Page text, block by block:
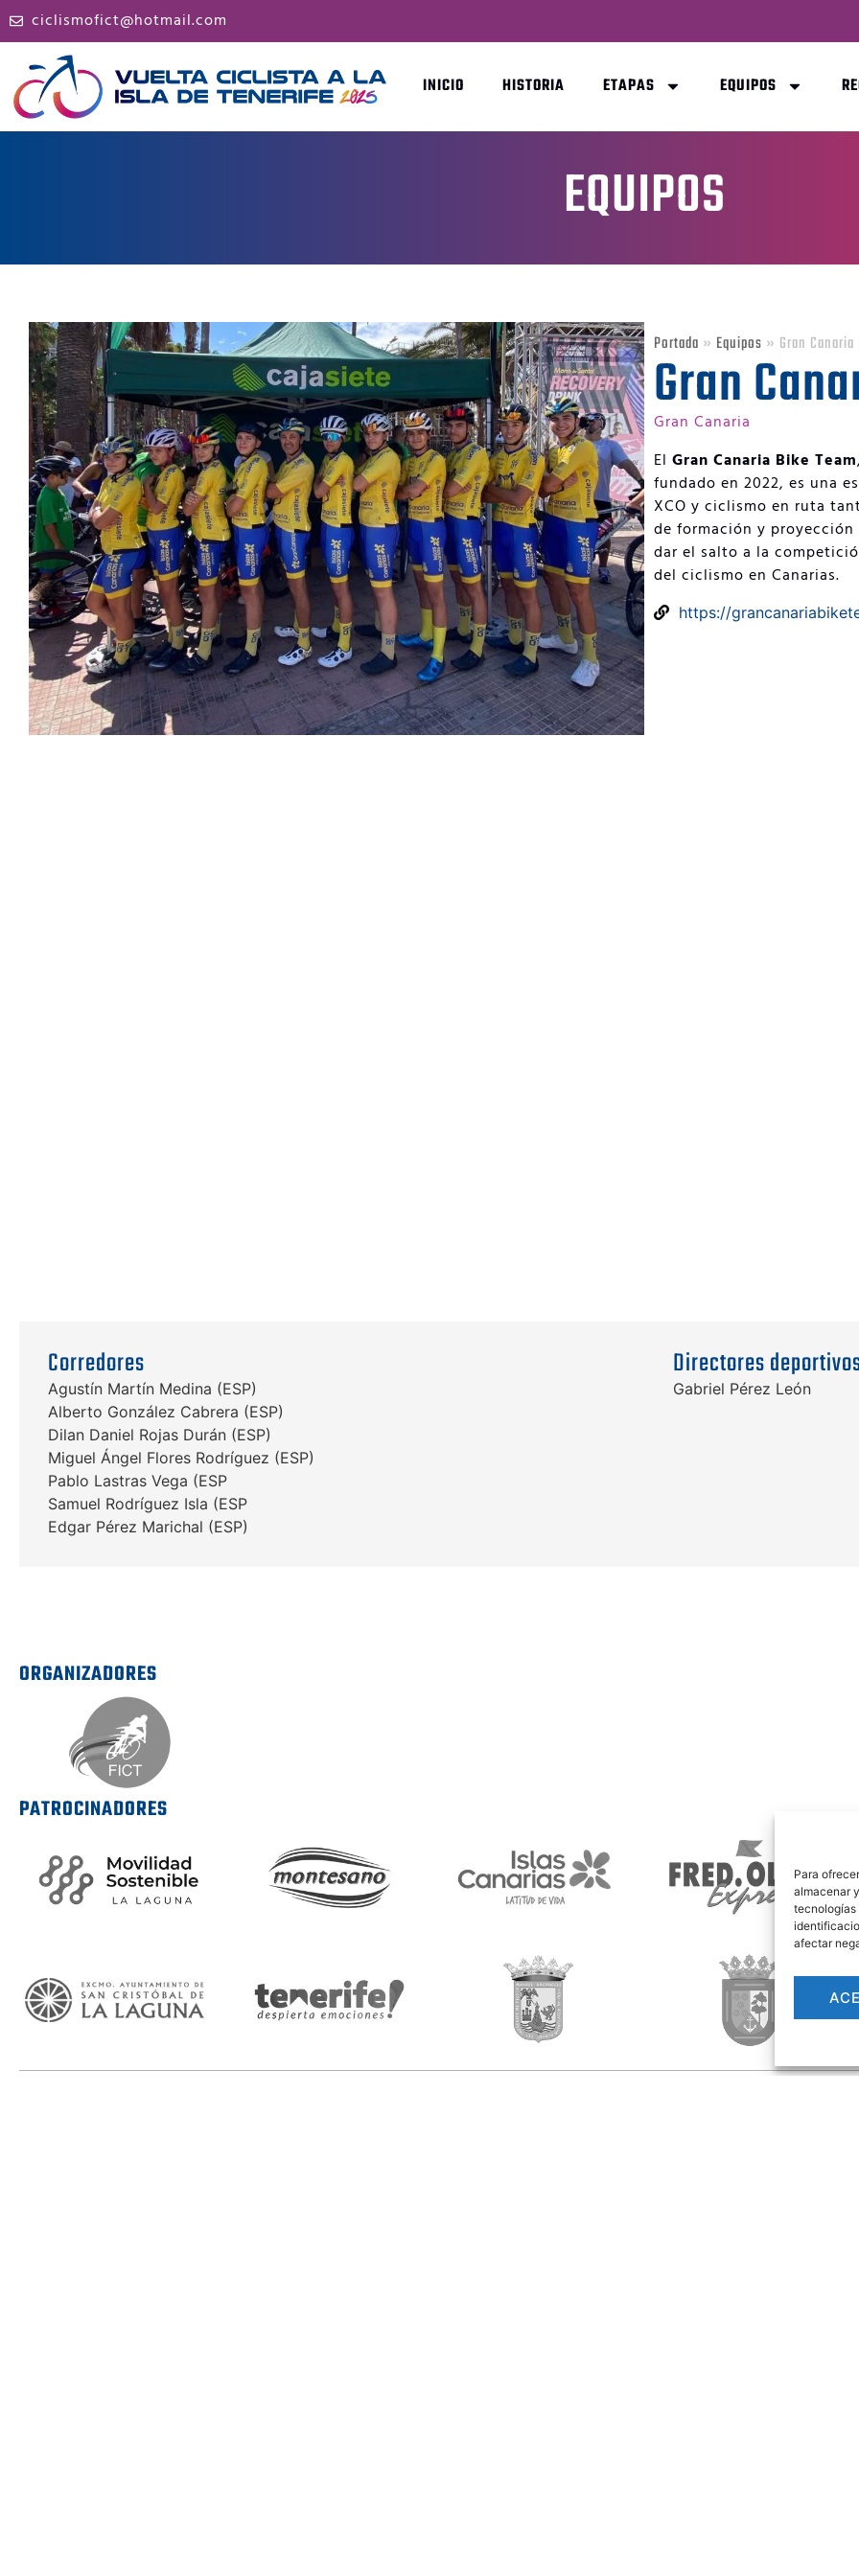
Para
almacenar
tecnologías
afectar
ciclismofict@hotmail.com
INICIO HISTORIA ETAPAS EQUIPOS
EQUIPOS
Portada » Equipos » Gran
Gran
Gran Canaria
El Gran Canaria Bike Team
fundado en 2022, es una
XCO y ciclismo en ruta
de formación y
dar el salto a la
del ciclismo en Canarias.
https://
Corredores
Agustín Martín Medina (ESP)
Alberto González Cabrera (ESP)
Dilan Daniel Rojas Durán (ESP)
Miguel Ángel Flores Rodríguez (ESP)
Pablo Lastras Vega (ESP
Samuel Rodríguez Isla (ESP
Edgar Pérez Marichal (ESP)
Directores
Gabriel Pérez León
ORGANIZADORES
PATROCINADORES